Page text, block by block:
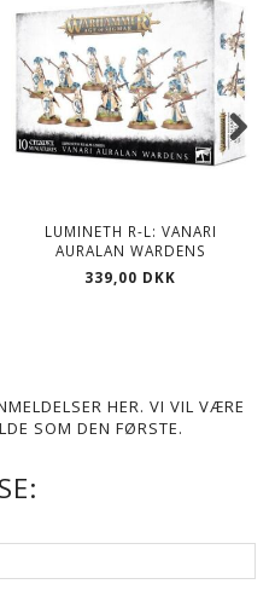
LUMINETH R-L: VANARI
AURALAN WARDENS
339,00 DKK
HER. VI VIL VÆRE
SOM DEN FØRSTE.